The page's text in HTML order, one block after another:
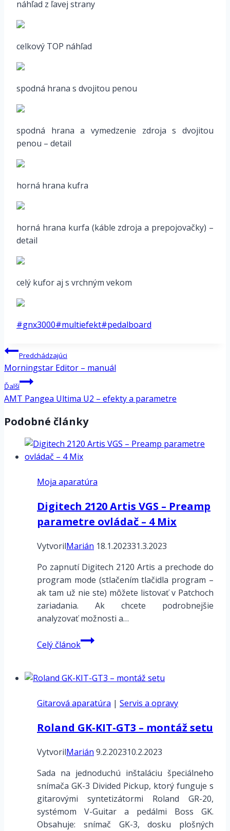
náhľad z ľavej strany
celkový TOP náhľad
spodná hrana s dvojitou penou
spodná hrana a vymedzenie zdroja s dvojitou
penou – detail
horná hrana kufra
horná hrana kurfa (káble zdroja a prepojovačky) –
detail
celý kufor aj s vrchným vekom
Post
#gnx3000#multiefekt#pedalboard
Navigácia
v
článku
Predchádzajúci
Morningstar Editor – manuál
Ďalší
AMT Pangea Ultima U2 – efekty a parametre
Podobné články
Moja aparatúra
Digitech 2120 Artis VGS – Preamp
parametre ovládač – 4 Mix
VytvorilMarián 18.1.202331.3.2023
Po zapnutí Digitech 2120 Artis a prechode do
program mode (stlačením tlačidla program –
ak tam už nie ste) môžete listovať v Patchoch
zariadania. Ak chcete podrobnejšie
analyzovať možnosti a…
Celý článokDigitech
2120
VGS
Preamp
ovládač
4
Mix
Gitarová aparatúra | Servis a opravy
Roland GK-KIT-GT3 – montáž setu
VytvorilMarián 9.2.202310.2.2023
Sada na jednoduchú inštaláciu špeciálneho
snímača GK-3 Divided Pickup, ktorý funguje s
gitarovými syntetizátormi Roland GR-20,
systémom V-Guitar a pedálmi Boss GK.
Obsahuje: snímač GK-3, dosku plošných